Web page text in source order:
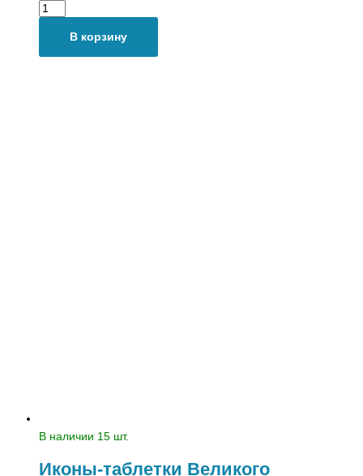
В корзину
В наличии 15 шт.
Иконы-таблетки Великого